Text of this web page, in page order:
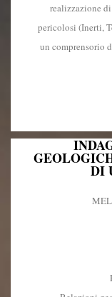
realizzazione
pericolosi (Inerti,
un comprensorio
DI